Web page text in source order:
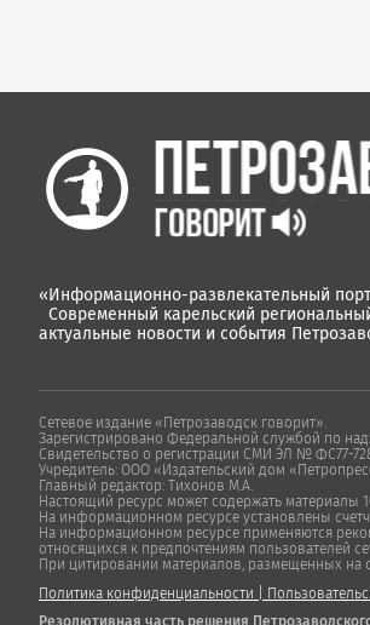
«Информационно-развлекательный
Современный карельский
актуальные новости и события
Сетевое издание «Петрозаводск говорит».
Зарегистрировано Федеральной службой по
Свидетельство о регистрации СМИ ЭЛ № ФС77-
Учредитель: ООО «Издательский дом
Главный редактор: Тихонов М.А.
Настоящий ресурс может содержать материалы
На информационном ресурсе установлены
На информационном ресурсе применяются
относящихся к предпочтениям пользователей
При цитировании материалов, размещенных на
Политика конфиденциальности